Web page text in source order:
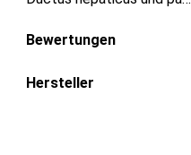
Bewertungen
Hersteller